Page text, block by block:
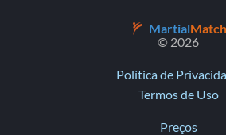
MartialMatch
© 2026
Política de
Termos de Uso
Preços